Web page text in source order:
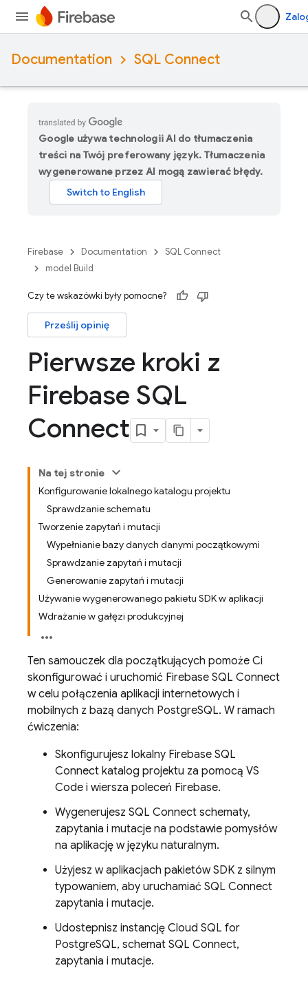
Documentation SQL Connect
Google używa technologii AI do tłumaczenia
treści na Twój preferowany język. Tłumaczenia
wygenerowane przez AI mogą zawierać błędy.
Firebase Documentation
SQL Connect
model Build
Czy te wskazówki były pomocne?
Prześlij opinię
Pierwsze kroki z
Firebase SQL
Connect
Na tej stronie
Konfigurowanie lokalnego katalogu projektu
Sprawdzanie schematu
Tworzenie zapytań i mutacji
Wypełnianie bazy danych danymi początkowymi
Sprawdzanie zapytań i mutacji
Generowanie zapytań i mutacji
Używanie wygenerowanego pakietu SDK w aplikacji
Wdrażanie w gałęzi produkcyjnej
Ten samouczek dla początkujących pomoże Ci
skonfigurować i uruchomić Firebase SQL Connect
w celu połączenia aplikacji internetowych i
mobilnych z bazą danych PostgreSQL. W ramach
ćwiczenia:
Skonfigurujesz lokalny Firebase SQL
Connect katalog projektu za pomocą VS
Code i wiersza poleceń Firebase.
Wygenerujesz SQL Connect schematy,
zapytania i mutacje na podstawie pomysłów
na aplikację w języku naturalnym.
Użyjesz w aplikacjach pakietów SDK z silnym
typowaniem, aby uruchamiać SQL Connect
zapytania i mutacje.
Udostepnisz instancję Cloud SQL for
PostgreSQL, schemat SQL Connect,
zapytania i mutacje.